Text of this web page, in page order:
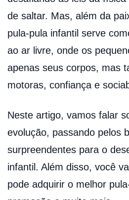
de saltar. Mas, além da
pula-pula infantil serve
ao ar livre, onde os
apenas seus corpos, mas
motoras, confiança e
Neste artigo, vamos falar
evolução, passando pelos
surpreendentes para o
infantil. Além disso, você
pode adquirir o melhor